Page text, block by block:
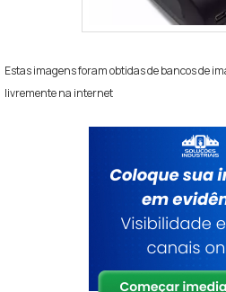
Estas imagens foram obtidas de bancos de
livremente na internet